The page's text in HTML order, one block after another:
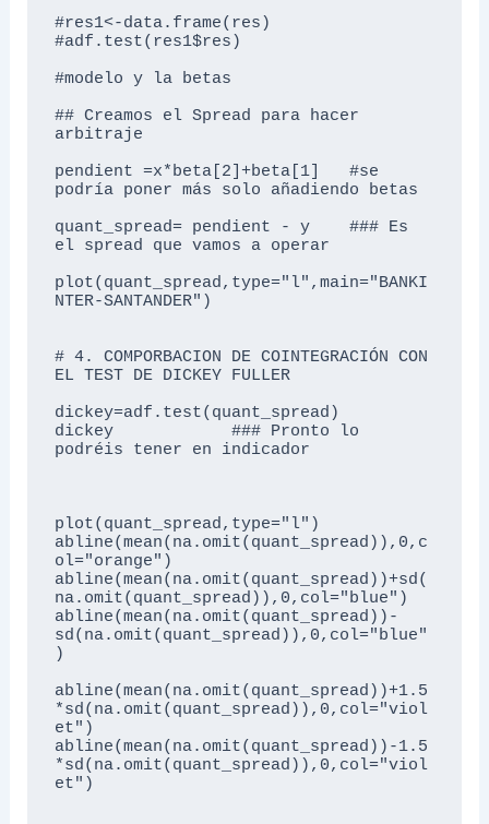
#res1<-data.frame(res)
#adf.test(res1$res)
#modelo y la betas
## Creamos el Spread para hacer
arbitraje
pendient =x*beta[2]+beta[1]   #se
podría poner más solo añadiendo betas
quant_spread= pendient - y    ### Es
el spread que vamos a operar
plot(quant_spread,type="l",main="BANKI
NTER-SANTANDER")
# 4. COMPORBACION DE COINTEGRACIÓN CON
EL TEST DE DICKEY FULLER
dickey=adf.test(quant_spread)
dickey            ### Pronto lo
podréis tener en indicador
plot(quant_spread,type="l")
abline(mean(na.omit(quant_spread)),0,c
ol="orange")
abline(mean(na.omit(quant_spread))+sd(
na.omit(quant_spread)),0,col="blue")
abline(mean(na.omit(quant_spread))-
sd(na.omit(quant_spread)),0,col="blue"
)
abline(mean(na.omit(quant_spread))+1.5
*sd(na.omit(quant_spread)),0,col="viol
et")
abline(mean(na.omit(quant_spread))-1.5
*sd(na.omit(quant_spread)),0,col="viol
et")